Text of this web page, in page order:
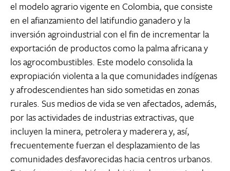
el modelo agrario vigente en Colombia, que consiste
en el afianzamiento del latifundio ganadero y la
inversión agroindustrial con el fin de incrementar la
exportación de productos como la palma africana y
los agrocombustibles. Este modelo consolida la
expropiación violenta a la que comunidades indígenas
y afrodescendientes han sido sometidas en zonas
rurales. Sus medios de vida se ven afectados, además,
por las actividades de industrias extractivas, que
incluyen la minera, petrolera y maderera y, así,
frecuentemente fuerzan el desplazamiento de las
comunidades desfavorecidas hacia centros urbanos.